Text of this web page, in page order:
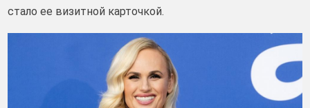
стало ее визитной карточкой.